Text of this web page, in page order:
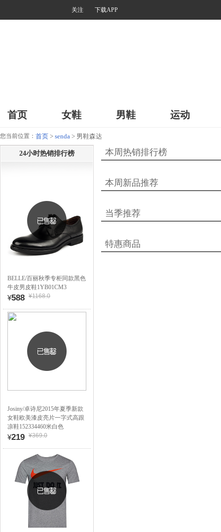
关注 下载APP
首页 女鞋 男鞋 运动
您当前位置： 首页 > senda > 男鞋森达
24小时热销排行榜
BELLE/百丽秋季专柜同款黑色
牛皮男皮鞋1YB01CM3
¥588 ¥1168.0
Josiny/卓诗尼2015年夏季新款
女鞋欧美漆皮亮片一字式高跟
凉鞋152334460米白色
¥219 ¥369.0
本周热销排行榜
本周新品推荐
当季推荐
特惠商品